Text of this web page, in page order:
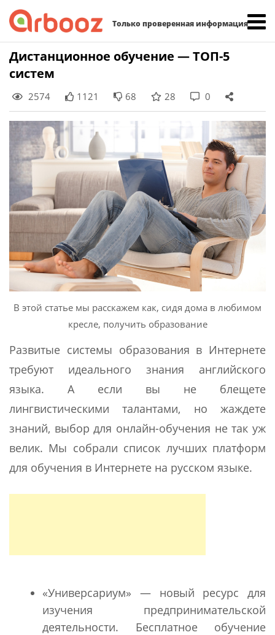
Только проверенная информация
Skip
to
Дистанционное обучение — ТОП-5
систем
2574 1121 68 28 0
В этой статье мы расскажем как, сидя дома в любимом
кресле, получить образование
Развитые системы образования в Интернете
требуют идеального знания английского
языка. А если вы не блещете
лингвистическими талантами, но жаждете
знаний, выбор для онлайн-обучения не так уж
велик. Мы собрали список лучших платформ
для обучения в Интернете на русском языке.
«Универсариум» — новый ресурс для
изучения предпринимательской
деятельности. Бесплатное обучение
Найти: